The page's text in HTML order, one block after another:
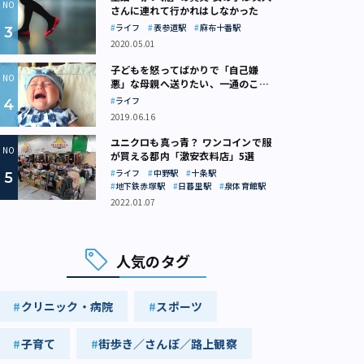
さんに連れて行かれはしなかった
ライフ 表参道駅
麻布十番駅
2020.05.01
子どもを怒ってばかりで「自己嫌
悪」な母親へ送りたい、一通のここ
ろの処方箋
ライフ
2019.06.16
ユニクロも真っ青？ ワンコインで服
が買える都内「激安衣料店」5選
ライフ 中野駅
十条駅
地下鉄赤塚駅
日暮里駅
泉体育館駅
2022.01.07
人気のタグ
クリニック・病院 スポーツ
子育て 街歩き／さんぽ／路上観察